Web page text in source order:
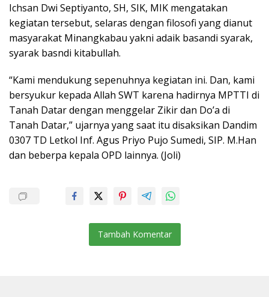
Ichsan Dwi Septiyanto, SH, SIK, MIK mengatakan
kegiatan tersebut, selaras dengan filosofi yang dianut
masyarakat Minangkabau yakni adaik basandi syarak,
syarak basndi kitabullah.
“Kami mendukung sepenuhnya kegiatan ini. Dan, kami
bersyukur kepada Allah SWT karena hadirnya MPTTI di
Tanah Datar dengan menggelar Zikir dan Do’a di
Tanah Datar,” ujarnya yang saat itu disaksikan Dandim
0307 TD Letkol Inf. Agus Priyo Pujo Sumedi, SIP. M.Han
dan beberpa kepala OPD lainnya. (Joli)
Tambah Komentar